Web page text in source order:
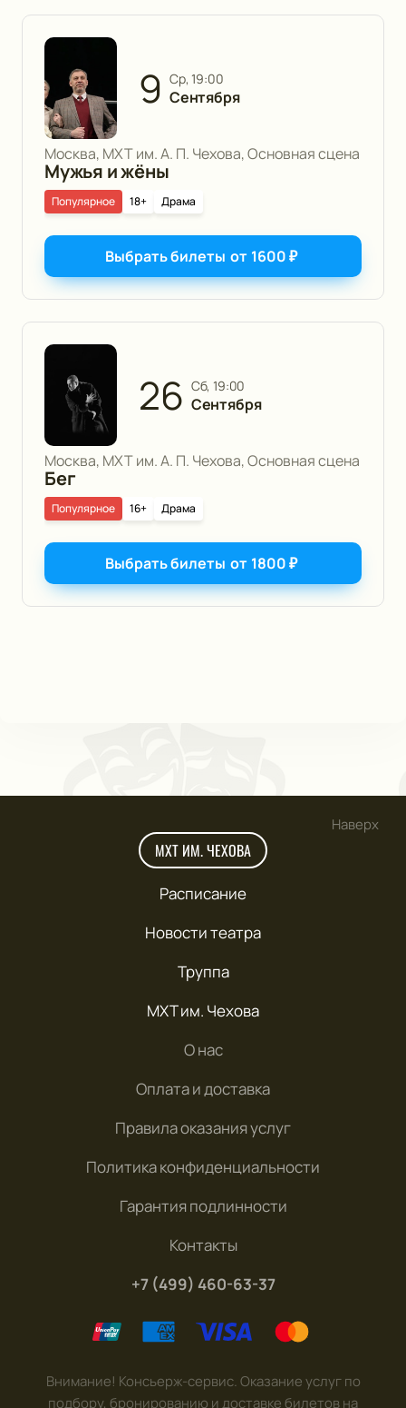
9 ср, 19:00
Сентября
Москва, МХТ им. А. П. Чехова, Основная сцена
Мужья и жёны
18+ Драма
Популярное
Выбрать билеты от 1600₽
26 сб, 19:00
Сентября
Москва, МХТ им. А. П. Чехова, Основная сцена
Бег
16+ Драма
Популярное
Выбрать билеты от 1800₽
Наверх
МХТ ИМ. ЧЕХОВА
Расписание
Новости театра
Труппа
МХТ им. Чехова
О нас
Оплата и доставка
Правила оказания услуг
Политика конфиденциальности
Гарантия подлинности
Контакты
+7 (499) 460-63-37
Внимание! Консьерж-сервис. Оказание услуг по
подбору, бронированию и доставке билетов на